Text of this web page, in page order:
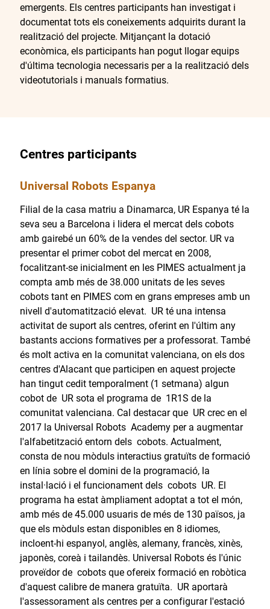
emergents. Els centres participants han investigat i
documentat tots els coneixements adquirits durant la
realització del projecte. Mitjançant la dotació
econòmica, els participants han pogut llogar equips
d'última tecnologia necessaris per a la realització dels
videotutorials i manuals formatius.
Centres participants
Universal Robots Espanya
Filial de la casa matriu a Dinamarca, UR Espanya té la
seva seu a Barcelona i lidera el mercat dels cobots
amb gairebé un 60% de la vendes del sector. UR va
presentar el primer cobot del mercat en 2008,
focalitzant-se inicialment en les PIMES actualment ja
compta amb més de 38.000 unitats de les seves
cobots tant en PIMES com en grans empreses amb un
nivell d'automatització elevat. UR té una intensa
activitat de suport als centres, oferint en l'últim any
bastants accions formatives per a professorat. També
és molt activa en la comunitat valenciana, on els dos
centres d'Alacant que participen en aquest projecte
han tingut cedit temporalment (1 setmana) algun
cobot de UR sota el programa de 1R1S de la
comunitat valenciana. Cal destacar que UR crec en el
2017 la Universal Robots Academy per a augmentar
l'alfabetització entorn dels cobots. Actualment,
consta de nou mòduls interactius gratuïts de formació
en línia sobre el domini de la programació, la
instal·lació i el funcionament dels cobots UR. El
programa ha estat àmpliament adoptat a tot el món,
amb més de 45.000 usuaris de més de 130 països, ja
que els mòduls estan disponibles en 8 idiomes,
incloent-hi espanyol, anglès, alemany, francès, xinès,
japonès, coreà i tailandès. Universal Robots és l'únic
proveïdor de cobots que ofereix formació en robòtica
d'aquest calibre de manera gratuïta. UR aportarà
l'assessorament als centres per a configurar l'estació